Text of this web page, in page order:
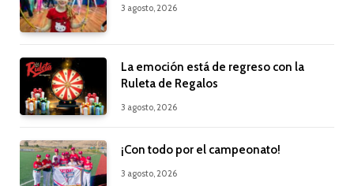
3 agosto, 2026
La emoción está de regreso con la
Ruleta de Regalos
3 agosto, 2026
¡Con todo por el campeonato!
3 agosto, 2026